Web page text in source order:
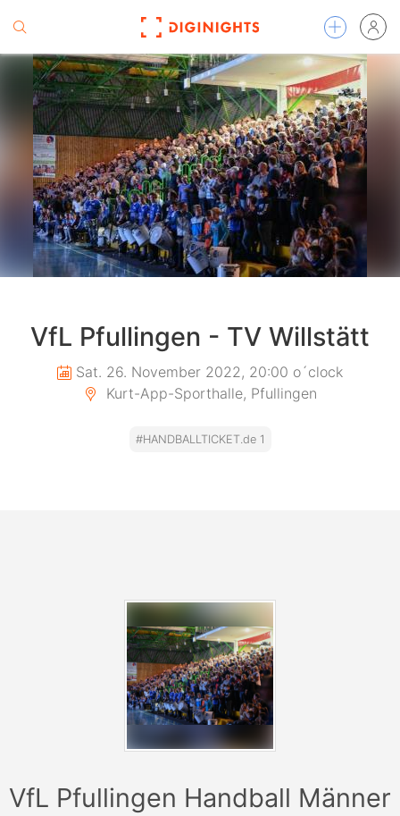
VfL Pfullingen - TV Willstätt
Sat. 26. November 2022, 20:00 o´clock
Kurt-App-Sporthalle, Pfullingen
#HANDBALLTICKET.de 1
VfL Pfullingen Handball Männer